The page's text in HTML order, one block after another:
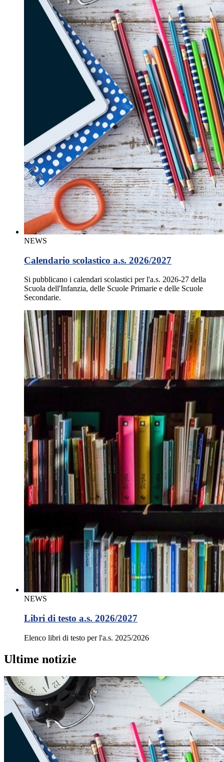
NEWS
Calendario scolastico a.s. 2026/2027
Si pubblicano i calendari scolastici per l'a.s. 2026-27 della
Scuola dell'Infanzia, delle Scuole Primarie e delle Scuole
Secondarie.
NEWS
Libri di testo a.s. 2026/2027
Elenco libri di testo per l'a.s. 2025/2026
Ultime notizie